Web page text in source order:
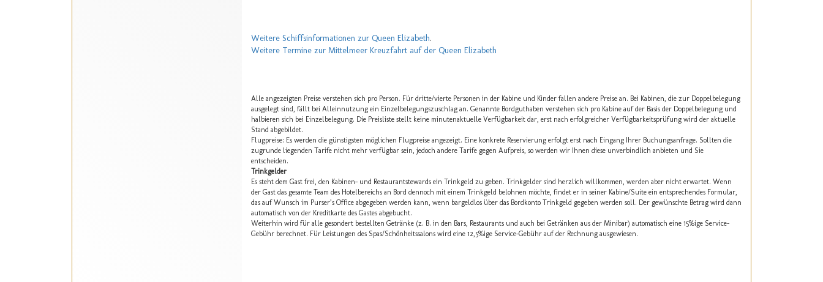
Weitere Schiffsinformationen zur Queen Elizabeth.
Weitere Termine zur Mittelmeer Kreuzfahrt auf der Queen Elizabeth
Alle angezeigten Preise verstehen sich pro Person. Für dritte/vierte Personen in der Kabine und Kinder fallen andere Preise an. Bei Kabinen, die zur Doppelbelegung
ausgelegt sind, fällt bei Alleinnutzung ein Einzelbelegungszuschlag an. Genannte Bordguthaben verstehen sich pro Kabine auf der Basis der Doppelbelegung und
halbieren sich bei Einzelbelegung. Die Preisliste stellt keine minutenaktuelle Verfügbarkeit dar, erst nach erfolgreicher Verfügbarkeitsprüfung wird der aktuelle
Stand abgebildet.
Flugpreise: Es werden die günstigsten möglichen Flugpreise angezeigt. Eine konkrete Reservierung erfolgt erst nach Eingang Ihrer Buchungsanfrage. Sollten die
zugrunde liegenden Tarife nicht mehr verfügbar sein, jedoch andere Tarife gegen Aufpreis, so werden wir Ihnen diese unverbindlich anbieten und Sie
entscheiden.
Trinkgelder
Es steht dem Gast frei, den Kabinen- und Restaurantstewards ein Trinkgeld zu geben. Trinkgelder sind herzlich willkommen, werden aber nicht erwartet. Wenn
der Gast das gesamte Team des Hotelbereichs an Bord dennoch mit einem Trinkgeld belohnen möchte, findet er in seiner Kabine/Suite ein entsprechendes Formular,
das auf Wunsch im Purser’s Office abgegeben werden kann, wenn bargeldlos über das Bordkonto Trinkgeld gegeben werden soll. Der gewünschte Betrag wird dann
automatisch von der Kreditkarte des Gastes abgebucht.
Weiterhin wird für alle gesondert bestellten Getränke (z. B. in den Bars, Restaurants und auch bei Getränken aus der Minibar) automatisch eine 15%ige Service-
Gebühr berechnet. Für Leistungen des Spas/Schönheitssalons wird eine 12,5%ige Service-Gebühr auf der Rechnung ausgewiesen.